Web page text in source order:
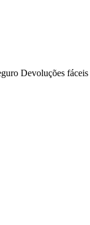
Devoluções fáceis